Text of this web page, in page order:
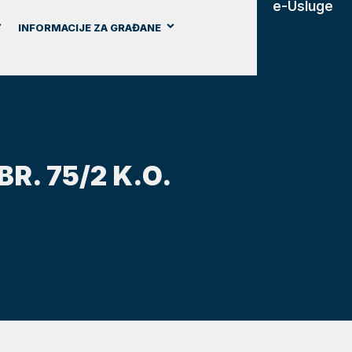
INFORMACIJE ZA GRAĐANE
e-Usluge
75/2 K.O.